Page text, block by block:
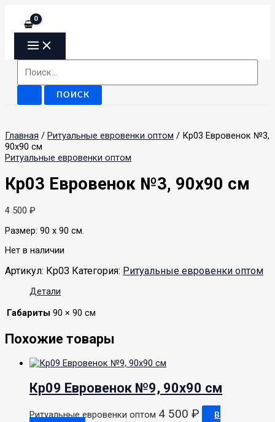
содержимому
Главная / Ритуальные евровенки оптом / Кр03 Евровенок №3,
90х90 см
Ритуальные евровенки оптом
Кр03 Евровенок №3, 90х90 см
4 500 ₽
Размер: 90 x 90 см.
Нет в наличии
Артикул: Кр03 Категория: Ритуальные евровенки оптом
Детали
Габариты 90 × 90 см
Похожие товары
Кр09 Евровенок №9, 90х90 см
Ритуальные евровенки оптом 4 500 ₽
В
корзины: